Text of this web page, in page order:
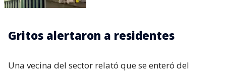
Gritos alertaron a residentes
Una vecina del sector relató que se enteró del